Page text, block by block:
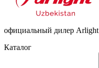
официальный дилер Arlight
Каталог